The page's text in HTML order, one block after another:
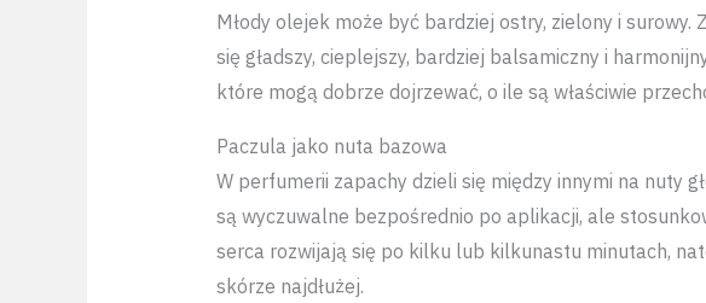
Młody olejek może być bardziej ostry, zielony i surowy.
się gładszy, cieplejszy, bardziej balsamiczny i
które mogą dobrze dojrzewać, o ile są właściwie
Paczula jako nuta bazowa
W perfumerii zapachy dzieli się między innymi na nuty
są wyczuwalne bezpośrednio po aplikacji, ale
serca rozwijają się po kilku lub kilkunastu minutach,
skórze najdłużej.